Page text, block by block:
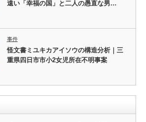
遠い「幸福の国」と二人の愚直な男…
事件
怪文書ミユキカアイソウの構造分析｜三
重県四日市市小2女児所在不明事案